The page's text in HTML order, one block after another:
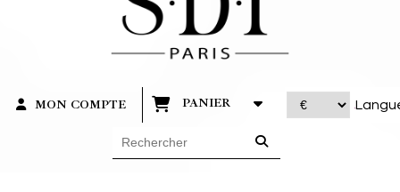
MON COMPTE PANIER